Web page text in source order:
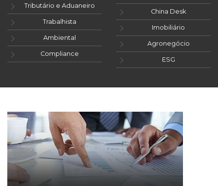
Tributário e Aduaneiro
Trabalhista
Ambiental
Compliance
China Desk
Imobiliário
Agronegócio
ESG